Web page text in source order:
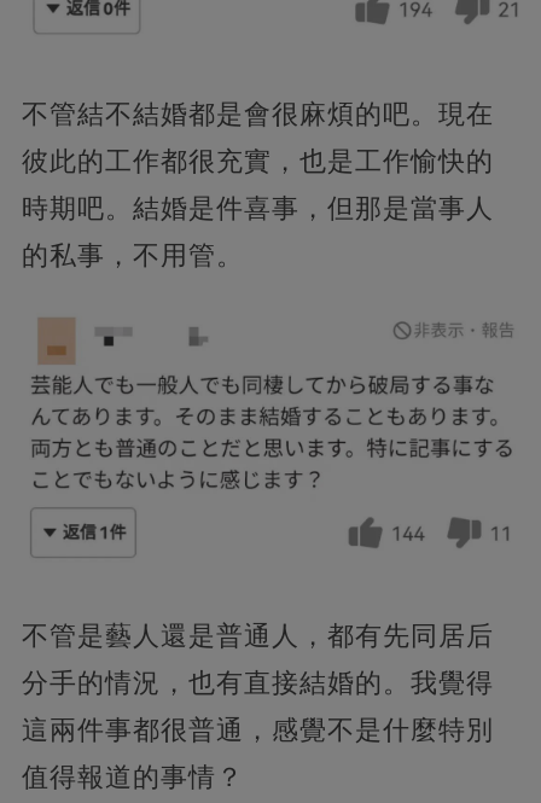
不管結不結婚都是會很麻煩的吧。現在
彼此的工作都很充實，也是工作愉快的
時期吧。結婚是件喜事，但那是當事人
的私事，不用管。
不管是藝人還是普通人，都有先同居后
分手的情況，也有直接結婚的。我覺得
這兩件事都很普通，感覺不是什麼特別
值得報道的事情？